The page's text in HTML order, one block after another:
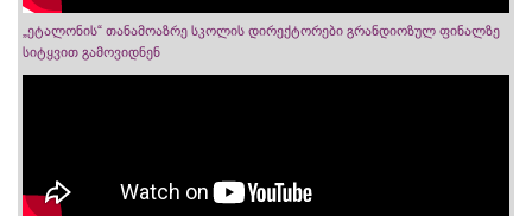
„ეტალონის“ თანამოაზრე სკოლის დირექტორები გრანდიოზულ ფინალზე
სიტყვით გამოვიდნენ